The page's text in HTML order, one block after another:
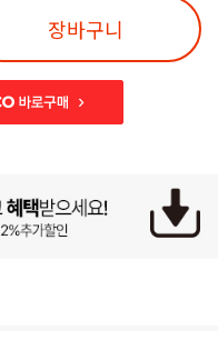
장바구니